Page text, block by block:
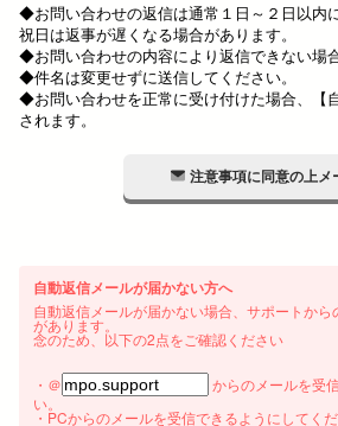
◆お問い合わせの返信は通常１日～２日以内
祝日は返事が遅くなる場合があります。
◆お問い合わせの内容により返信できない場
◆件名は変更せずに送信してください。
◆お問い合わせを正常に受け付けた場合、【
されます。
注意事項に同意の上メ
自動返信メールが届かない方へ
自動返信メールが届かない場合、サポートか
があります。
念のため、以下の2点をご確認ください
・＠
からのメールを受
い。
・PCからのメールを受信できるようにしてくだ